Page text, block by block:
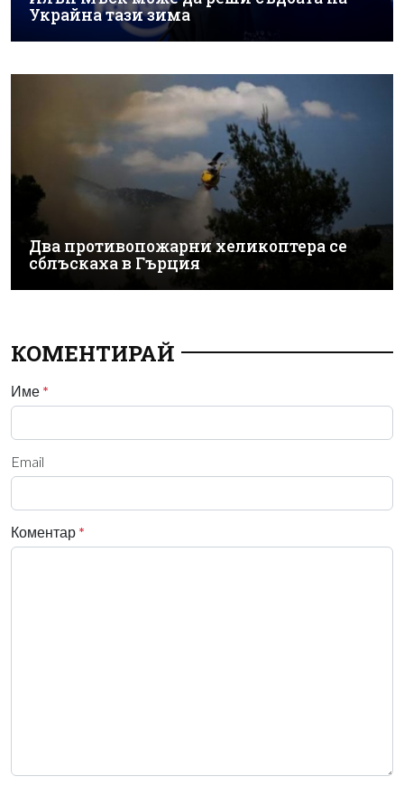
Украйна тази зима
Два противопожарни хеликоптера се
сблъскаха в Гърция
КОМЕНТИРАЙ
Име *
Email
Коментар *